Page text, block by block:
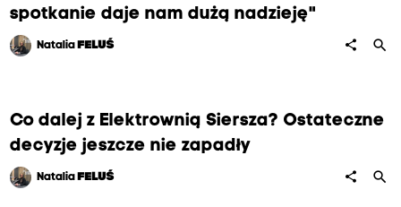
spotkanie daje nam dużą nadzieję"
Natalia FELUŚ share search
Co dalej z Elektrownią Siersza? Ostateczne
decyzje jeszcze nie zapadły
Natalia FELUŚ share search